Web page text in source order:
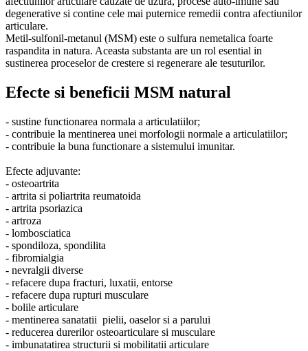
degenerative si contine cele mai puternice remedii contra afectiunilor
articulare.
Metil-sulfonil-metanul (MSM) este o sulfura nemetalica foarte
raspandita in natura. Aceasta substanta are un rol esential in
sustinerea proceselor de crestere si regenerare ale tesuturilor.
Efecte si beneficii MSM natural
- sustine functionarea normala a articulatiilor;
- contribuie la mentinerea unei morfologii normale a articulatiilor;
- contribuie la buna functionare a sistemului imunitar.
Efecte adjuvante:
- osteoartrita
- artrita si poliartrita reumatoida
- artrita psoriazica
- artroza
- lombosciatica
- spondiloza, spondilita
- fibromialgia
- nevralgii diverse
- refacere dupa fracturi, luxatii, entorse
- refacere dupa rupturi musculare
- bolile articulare
- mentinerea sanatatii pielii, oaselor si a parului
- reducerea durerilor osteoarticulare si musculare
- imbunatatirea structurii si mobilitatii articulare